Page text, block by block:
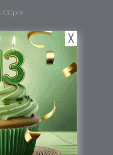
#3206, Local 9, San
1402
3923
╳